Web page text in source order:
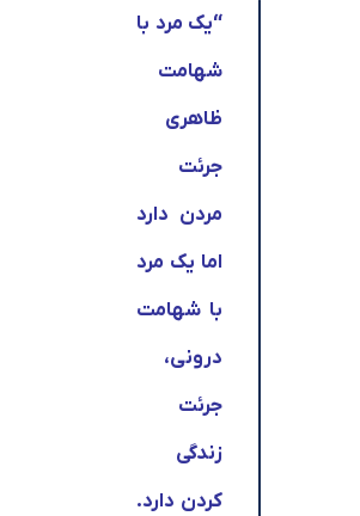
“یک مرد با
شهامت
ظاهری
جرئت
مردن دارد
اما یک مرد
با شهامت
درونی،
جرئت
زندگی
کردن دارد.